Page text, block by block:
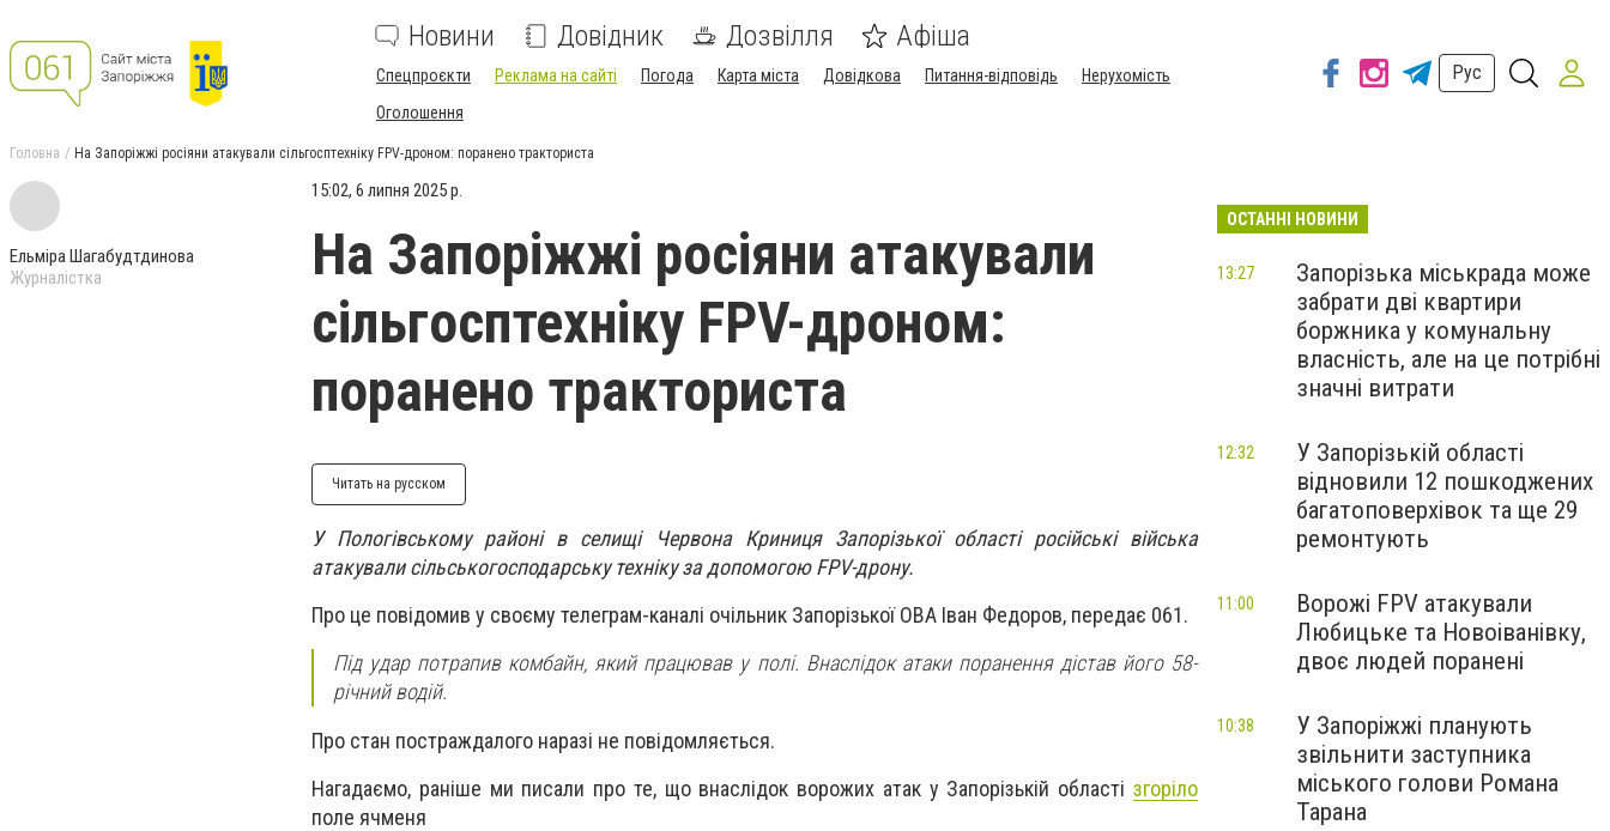
Новини Довідник Дозвілля Афіша
Спецпроєкти Реклама на сайті Погода Карта міста Довідкова Питання-відповідь
Нерухомість
Оголошення
Рус
Головна На Запоріжжі росіяни атакували сільгосптехніку FPV-дроном: поранено тракториста
Ельміра Шагабудтдинова
Журналістка
15:02, 6 липня 2025 р.
На Запоріжжі росіяни атакували
сільгосптехніку FPV-дроном:
поранено тракториста
Читать на русском
У Пологівському районі в селищі Червона Криниця Запорізької області російські війська
атакували сільськогосподарську техніку за допомогою FPV-дрону.
Про це повідомив у своєму телеграм-каналі очільник Запорізької ОВА Іван Федоров, передає 061.
Під удар потрапив комбайн, який працював у полі. Внаслідок атаки поранення дістав його 58-
річний водій.
Про стан постраждалого наразі не повідомляється.
Нагадаємо, раніше ми писали про те, що внаслідок ворожих атак у Запорізькій областізгоріло
поле ячменя
ОСТАННІ НОВИНИ
Запорізька міськрада може
забрати дві квартири
боржника у комунальну
власність, але на це потрібні
значні витрати
13:27
У Запорізькій області
відновили 12 пошкоджених
багатоповерхівок та ще 29
ремонтують
12:32
Ворожі FPV атакували
Любицьке та Новоіванівку,
двоє людей поранені
11:00
У Запоріжжі планують
звільнити заступника
міського голови Романа
Тарана
10:38